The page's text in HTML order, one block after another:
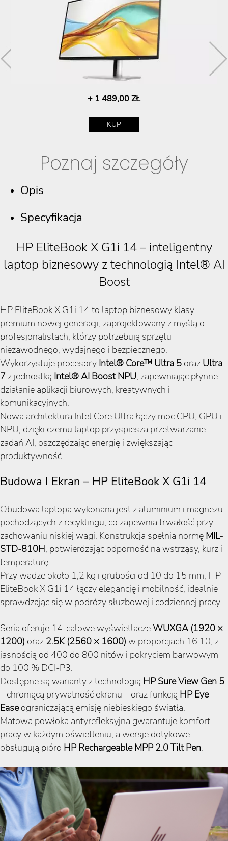
+ 1 489,00 ZŁ
KUP
Poznaj szczegóły
Opis
Specyfikacja
HP EliteBook X G1i 14 – inteligentny
laptop biznesowy z technologią Intel® AI
Boost
HP EliteBook X G1i 14 to laptop biznesowy klasy
premium nowej generacji, zaprojektowany z myślą o
profesjonalistach, którzy potrzebują sprzętu
niezawodnego, wydajnego i bezpiecznego.
Wykorzystuje procesory Intel® Core™ Ultra 5 oraz Ultra
7 z jednostką Intel® AI Boost NPU, zapewniając płynne
działanie aplikacji biurowych, kreatywnych i
komunikacyjnych.
Nowa architektura Intel Core Ultra łączy moc CPU, GPU i
NPU, dzięki czemu laptop przyspiesza przetwarzanie
zadań AI, oszczędzając energię i zwiększając
produktywność.
Budowa I Ekran – HP EliteBook X G1i 14
Obudowa laptopa wykonana jest z aluminium i magnezu
pochodzących z recyklingu, co zapewnia trwałość przy
zachowaniu niskiej wagi. Konstrukcja spełnia normę MIL-
STD-810H, potwierdzając odporność na wstrząsy, kurz i
temperaturę.
Przy wadze około 1,2 kg i grubości od 10 do 15 mm, HP
EliteBook X G1i 14 łączy elegancję i mobilność, idealnie
sprawdzając się w podróży służbowej i codziennej pracy.
Seria oferuje 14-calowe wyświetlaczeWUXGA (1920 ×
1200) oraz 2.5K (2560 × 1600) w proporcjach 16:10, z
jasnością od 400 do 800 nitów i pokryciem barwowym
do 100 % DCI-P3.
Dostępne są warianty z technologią HP Sure View Gen 5
– chroniącą prywatność ekranu – oraz funkcją HP Eye
Easeograniczającą emisję niebieskiego światła.
Matowa powłoka antyrefleksyjna gwarantuje komfort
pracy w każdym oświetleniu, a wersje dotykowe
obsługują pióro HP Rechargeable MPP 2.0 Tilt Pen.